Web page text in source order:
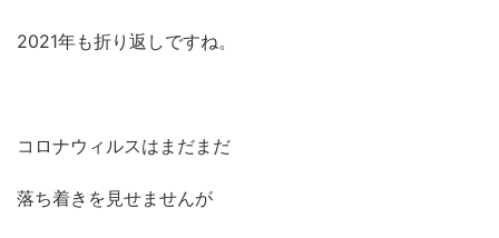
2021年も折り返しですね。
コロナウィルスはまだまだ
落ち着きを見せませんが